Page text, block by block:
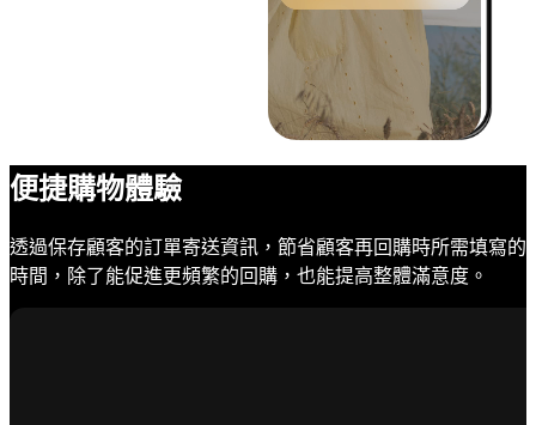
便捷購物體驗
透過保存顧客的訂單寄送資訊，節省顧客再回購時所需填寫的
時間，除了能促進更頻繁的回購，也能提高整體滿意度。